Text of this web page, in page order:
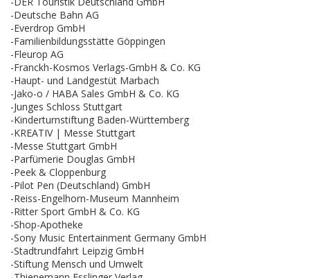
-Deutsche Bahn AG
-Everdrop GmbH
-Familienbildungsstätte Göppingen
-Fleurop AG
-Franckh-Kosmos Verlags-GmbH & Co. KG
-Haupt- und Landgestüt Marbach
-Jako-o / HABA Sales GmbH & Co. KG
-Junges Schloss Stuttgart
-Kinderturnstiftung Baden-Württemberg
-KREATIV | Messe Stuttgart
-Messe Stuttgart GmbH
-Parfümerie Douglas GmbH
-Peek & Cloppenburg
-Pilot Pen (Deutschland) GmbH
-Reiss-Engelhorn-Museum Mannheim
-Ritter Sport GmbH & Co. KG
-Shop-Apotheke
-Sony Music Entertainment Germany GmbH
-Stadtrundfahrt Leipzig GmbH
-Stiftung Mensch und Umwelt